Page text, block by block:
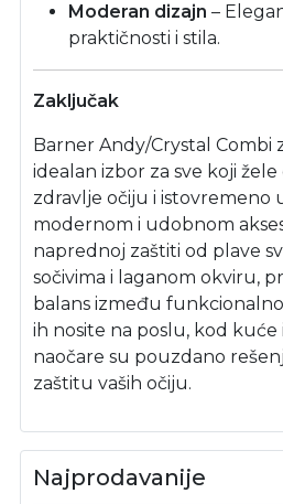
Moderan dizajn –
praktičnosti i stila.
Zaključak
Barner Andy/Crystal Combi
idealan izbor za sve koji žele
zdravlje očiju i istovremeno
modernom i udobnom
naprednoj zaštiti od plave
sočivima i laganom okviru,
balans između
ih nosite na poslu, kod
naočare su pouzdano
zaštitu vaših očiju.
Najprodavanije